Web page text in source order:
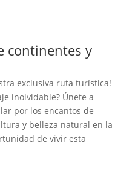
continentes y
exclusiva ruta turística!
inolvidable? Únete a
por los encantos de
y belleza natural en la
de vivir esta